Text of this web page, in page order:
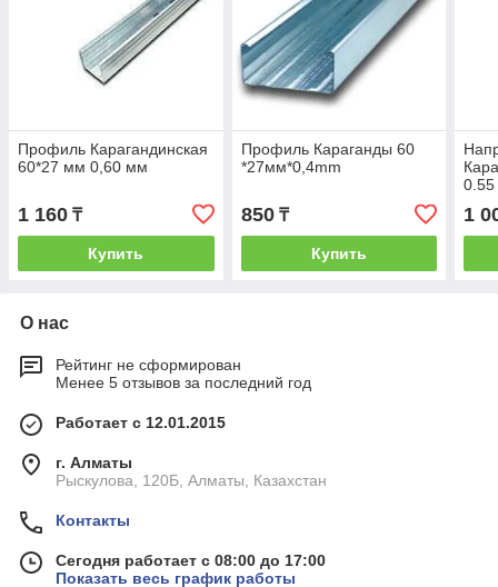
Профиль Карагандинская
60*27 мм 0,60 мм
1 160 ₸
Купить
Профиль Караганды 60
*27мм*0,4mm
850₸
Купить
1
О нас
Рейтинг не сформирован
Менее 5 отзывов за последний год
Работает с 12.01.2015
г. Алматы
Рыскулова, 120Б, Алматы, Казахстан
Контакты
Сегодня работает с 08:00 до 17:00
Показать весь график работы